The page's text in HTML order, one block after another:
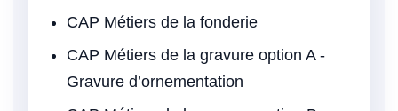
CAP Métiers de la fonderie
CAP Métiers de la gravure option A -
Gravure d’ornementation